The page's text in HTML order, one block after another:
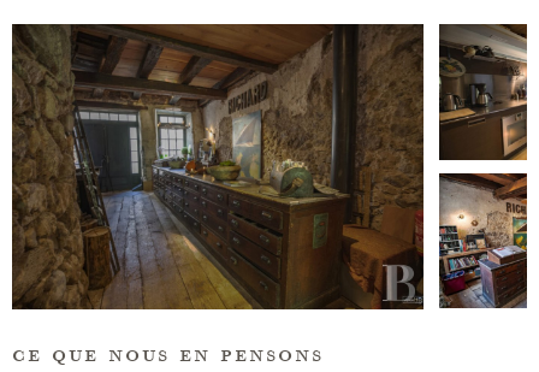
ce que nous en pensons